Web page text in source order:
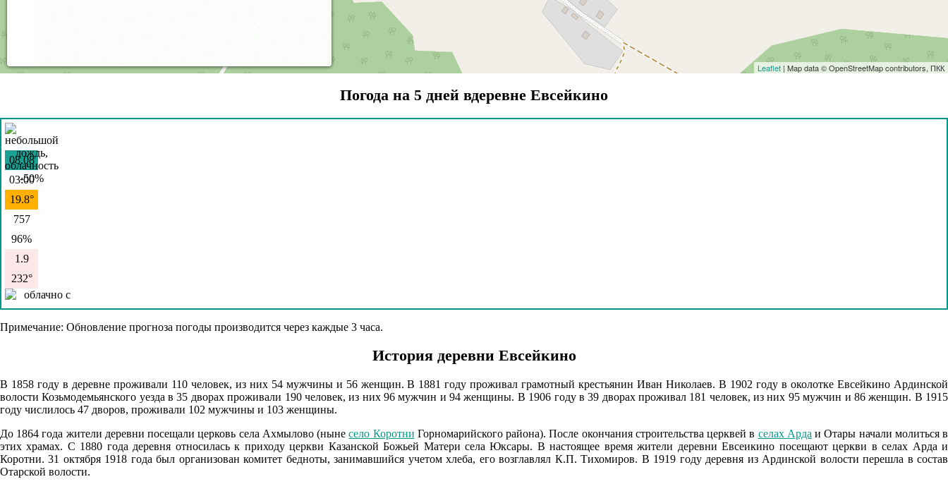
Leaflet | Map data © OpenStreetMap contributors, ПКК
Погода на 5 дней вдеревне Евсейкино
08.08
03:00
19.8°
757
96%
1.9
232°
08.08
757
95%
251°
Примечание: Обновление прогноза погоды производится через каждые 3 часа.
История деревни Евсейкино
В 1858 году в деревне проживали 110 человек, из них 54 мужчины и 56 женщин. В 1881 году проживал грамотный крестьянин Иван Николаев. В 1902 году в околотке Евсейкино Ардинской
волости Козьмодемьянского уезда в 35 дворах проживали 190 человек, из них 96 мужчин и 94 женщины. В 1906 году в 39 дворах проживал 181 человек, из них 95 мужчин и 86 женщин. В 1915
году числилось 47 дворов, проживали 102 мужчины и 103 женщины.
До 1864 года жители деревни посещали церковь села Ахмылово (нынесело Коротни Горномарийского района). После окончания строительства церквей в селах Арда и Отары начали молиться в
этих храмах. С 1880 года деревня относилась к приходу церкви Казанской Божьей Матери села Юксары. В настоящее время жители деревни Евсеикино посещают церкви в селах Арда и
Коротни. 31 октября 1918 года был организован комитет бедноты, занимавшийся учетом хлеба, его возглавлял К.П. Тихомиров. В 1919 году деревня из Ардинской волости перешла в состав
Отарской волости.